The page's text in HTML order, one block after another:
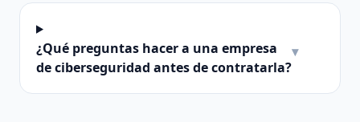
¿Qué preguntas hacer a una empresa
de ciberseguridad antes de contratarla?
▾